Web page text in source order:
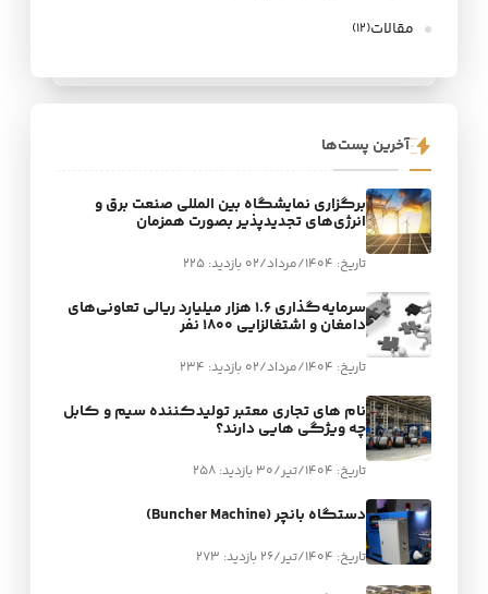
مقالات(12)
آخرین پست‌ها
برگزاری نمایشگاه بین المللی صنعت برق و
انرژی‌های تجدیدپذیر بصورت همزمان
تاریخ: 1404/مرداد/02 بازدید: 225
سرمایه‌گذاری ۱.۶ هزار میلیارد ریالی تعاونی‌های
دامغان و اشتغالزایی ۱۸۰۰ نفر
تاریخ: 1404/مرداد/02 بازدید: 234
نام های تجاری معتبر تولیدکننده سیم و کابل
چه ویژگی هایی دارند؟
تاریخ: 1404/تیر/30 بازدید: 258
دستگاه بانچر (Buncher Machine)
تاریخ: 1404/تیر/26 بازدید: 273